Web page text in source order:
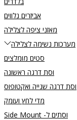
אביזרים נלווים
מאזני ציפה לצלילה
מערכות נשימה לצלילה
סטים מומלצים
וסת דרגה ראשונה
וסת דרגה שנייה ואקטופוס
מדי לחץ ועומק
וסתים ל- Side Mount